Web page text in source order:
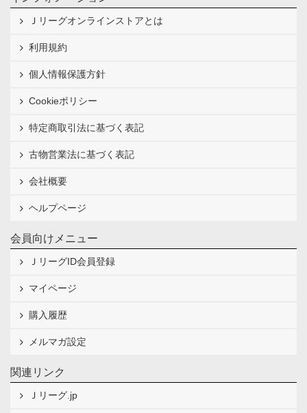
Ｊリーグオンラインストアとは
利用規約
個人情報保護方針
Cookieポリシー
特定商取引法に基づく表記
古物営業法に基づく表記
会社概要
ヘルプページ
会員向けメニュー
ＪリーグID会員登録
マイページ
購入履歴
メルマガ設定
関連リンク
Ｊリーグ.jp